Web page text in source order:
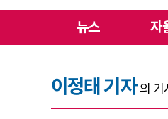
뉴스 자
이정태 기자 의 기